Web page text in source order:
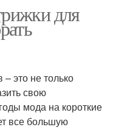
для
– это не только
свою
мода на короткие
все большую